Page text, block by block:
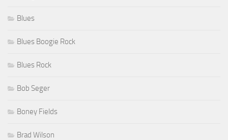
Blues
Blues Boogie Rock
Blues Rock
Bob Seger
Boney Fields
Brad Wilson